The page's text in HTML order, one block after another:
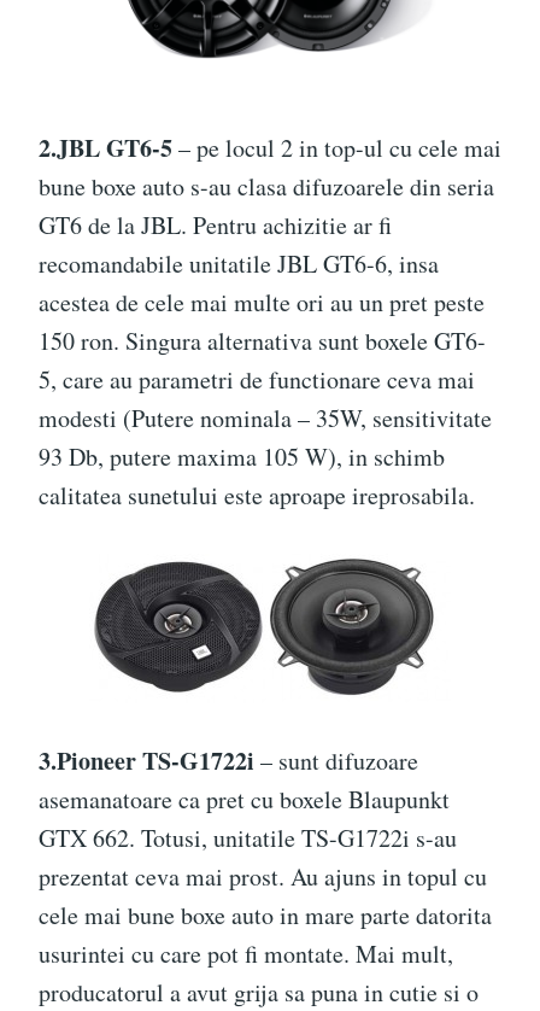
2.JBL GT6-5– pe locul 2 in top-ul cu cele mai
bune boxe auto s-au clasa difuzoarele din seria
GT6 de la JBL. Pentru achizitie ar fi
recomandabile unitatile JBL GT6-6, insa
acestea de cele mai multe ori au un pret peste
150 ron. Singura alternativa sunt boxele GT6-
5, care au parametri de functionare ceva mai
modesti (Putere nominala – 35W, sensitivitate
93 Db, putere maxima 105 W), in schimb
calitatea sunetului este aproape ireprosabila.
3.Pioneer TS-G1722i – sunt difuzoare
asemanatoare ca pret cu boxele Blaupunkt
GTX 662. Totusi, unitatile TS-G1722i s-au
prezentat ceva mai prost. Au ajuns in topul cu
cele mai bune boxe auto in mare parte datorita
usurintei cu care pot fi montate. Mai mult,
producatorul a avut grija sa puna in cutie si o